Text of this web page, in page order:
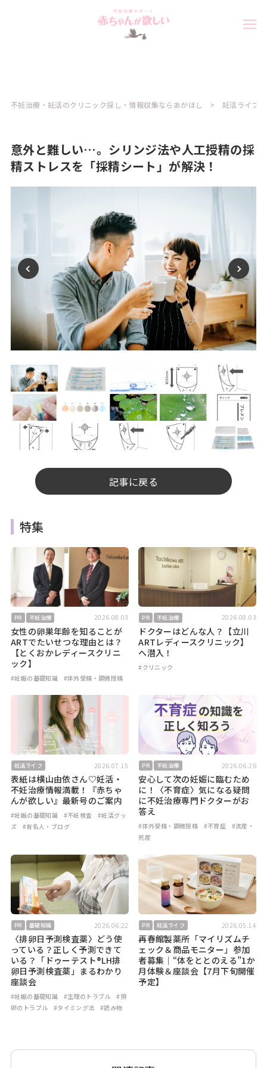
不妊治療・妊活のクリニック探し・情報収集ならあかほし 妊活ライフ
意外と難しい…。シリンジ法や人工授精の採
精ストレスを「採精シート」が解決！
記事に戻る
特集
PR 不妊治療 2026.08.03
女性の卵巣年齢を知ることが
ARTでたいせつな理由とは？
【とくおかレディースクリニ
ック】
#妊娠の基礎知識 #体外受精・顕微授精
PR 不妊治療 2026.08.03
ドクターはどんな人？【立川
ARTレディースクリニック】
へ潜入！
#クリニック
妊活ライフ 2026.07.15
表紙は横山由依さん♡妊活・
不妊治療情報満載！『赤ちゃ
んが欲しい』最新号のご案内
#妊娠の基礎知識 #不妊検査
#妊活グッ
ズ
#有名人・ブログ
PR 不妊治療 2026.06.26
安心して次の妊娠に臨むため
に！〈不育症〉気になる疑問
に不妊治療専門ドクターがお
答え
#体外受精・顕微授精 #不育症
#流産・
死産
PR 基礎知識 2026.06.22
〈排卵日予測検査薬〉どう使
っている？正しく予測できて
いる？「ドゥーテスト®LH排
卵日予測検査薬」まるわかり
座談会
#妊娠の基礎知識 #生理のトラブル
#排
卵のトラブル
#タイミング法 #読み物
PR 妊活ライフ 2026.05.14
再春館製薬所「マイリズムチ
ェック＆商品モニター」参加
者募集｜“体をととのえる”1か
月体験＆座談会【7月下旬開催
予定】